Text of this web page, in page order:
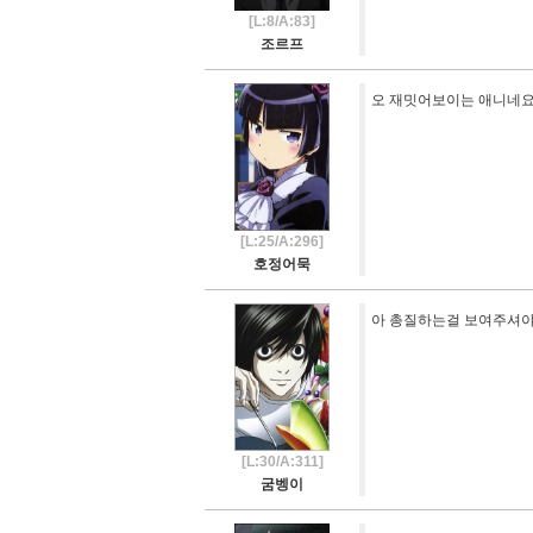
[L:8/A:83]
조르프
[L:25/A:296]
호정어묵
오 재밋어보이는 애니네
[L:30/A:311]
굼벵이
아 총질하는걸 보여주셔